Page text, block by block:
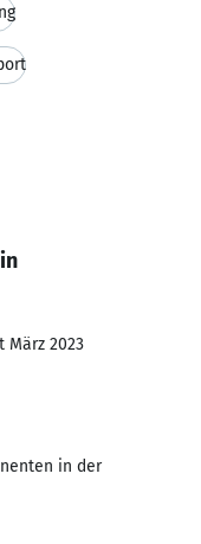
März 2023
in der